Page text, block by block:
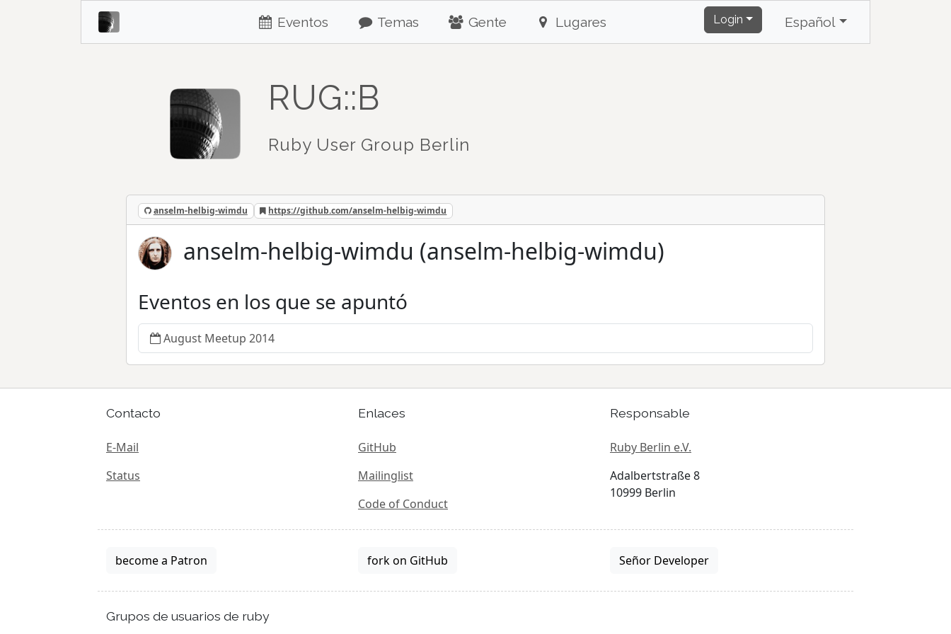
Eventos Temas Gente Lugares Login Español
RUG::B
Ruby User Group Berlin
anselm-helbig-wimdu https://github.com/anselm-helbig-wimdu
anselm-helbig-wimdu (anselm-helbig-wimdu)
Eventos en los que se apuntó
August Meetup 2014
Contacto
E-Mail
Status
Enlaces
GitHub
Mailinglist
Code of Conduct
Responsable
Ruby Berlin e.V.
Adalbertstraße 8
10999 Berlin
become a Patron fork on GitHub Señor Developer
Grupos de usuarios de ruby